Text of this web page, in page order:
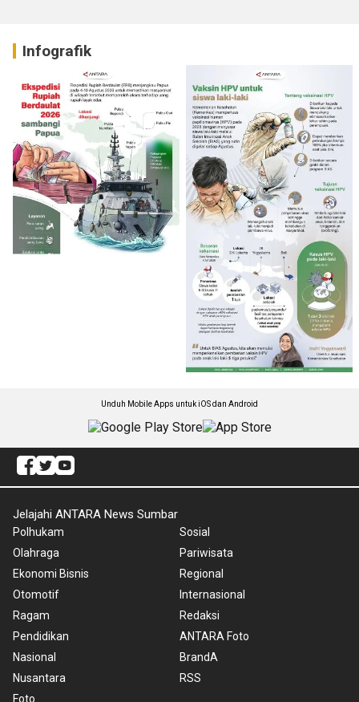
Infografik
Unduh Mobile Apps untuk iOS dan Android
Jelajahi ANTARA News Sumbar
Polhukam
Olahraga
Ekonomi Bisnis
Otomotif
Ragam
Pendidikan
Nasional
Nusantara
Foto
Sosial
Pariwisata
Regional
Internasional
Redaksi
ANTARA Foto
BrandA
RSS